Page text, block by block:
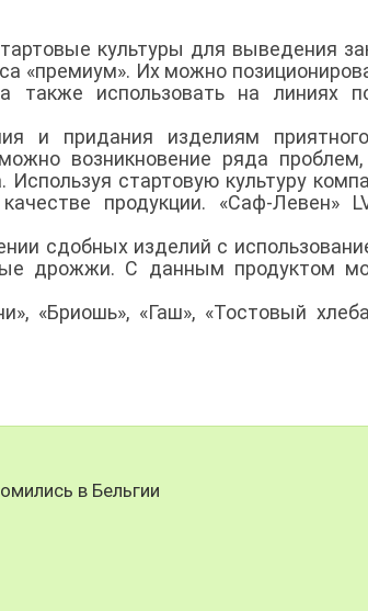
культуры для выведения
«премиум». Их можно
также использовать на линиях
и придания изделиям
возникновение ряда
Используя стартовую культуру
продукции. «Саф-Левен»
сдобных изделий с
дрожжи. С данным продуктом
«Бриошь», «Гаш», «Тостовый
в Бельгии